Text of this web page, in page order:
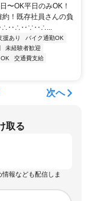
〜OK平日のみOK！
！既存社員さんの負
援あり
バイク通勤OK
未経験者歓迎
交通費支給
次へ
取る
情報なども配信しま